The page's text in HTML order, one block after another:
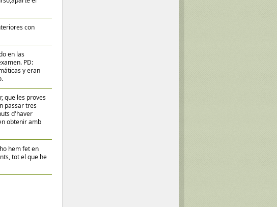
con
en las
PD:
y eran
que les proves
passar tres
d'haver
obtenir amb
hem fet en
tot el que he